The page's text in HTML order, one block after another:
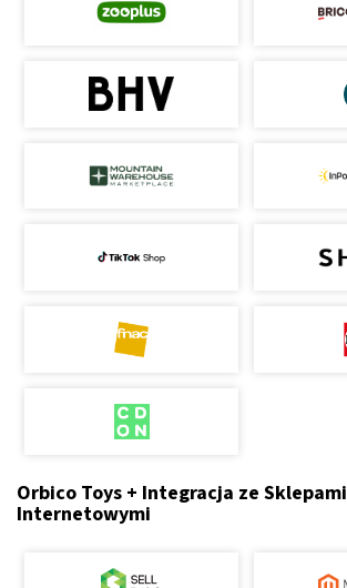
Orbico Toys + Integracja ze Sklepami
Internetowymi